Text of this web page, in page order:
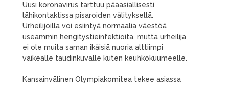
Uusi koronavirus tarttuu pääasiallisesti
lähikontaktissa pisaroiden välityksellä.
Urheilijoilla voi esiintyä normaalia väestöä
useammin hengitystieinfektioita, mutta urheilija
ei ole muita saman ikäisiä nuoria alttiimpi
vaikealle taudinkuvalle kuten keuhkokuumeelle.
Kansainvälinen Olympiakomitea tekee asiassa